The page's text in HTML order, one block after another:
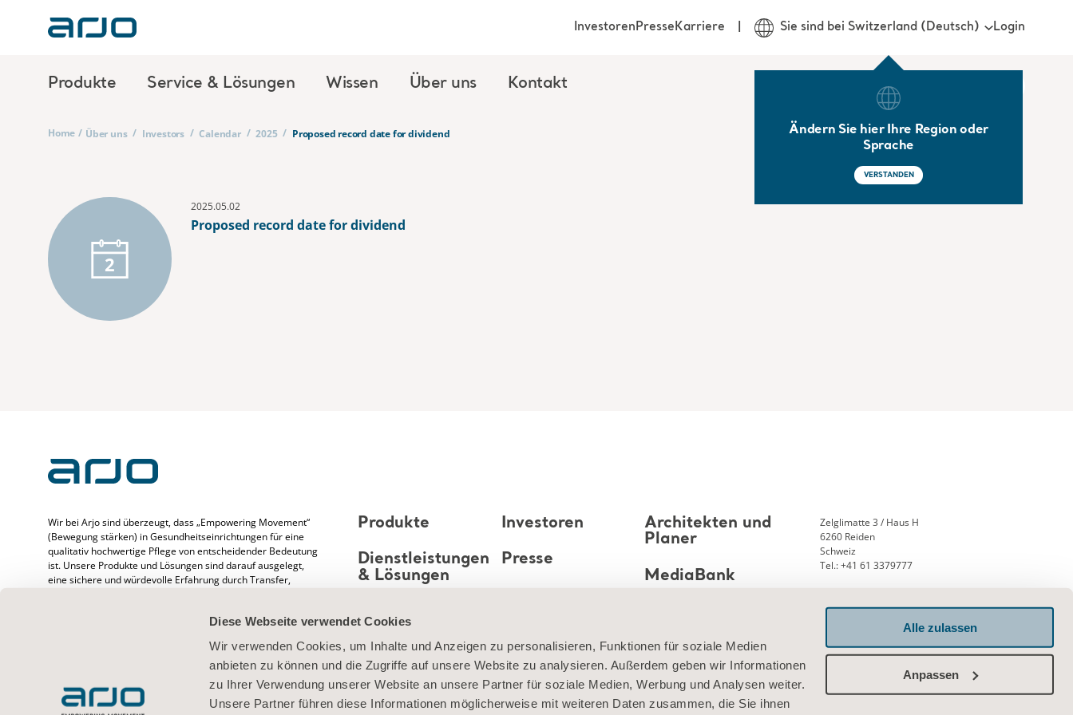
Diese Webseite verwendet Cookies
Wir verwenden Cookies, um Inhalte und Anzeigen zu personalisieren, Funktionen für soziale Medien
anbieten zu können und die Zugriffe auf unsere Website zu analysieren. Außerdem geben wir Informationen
zu Ihrer Verwendung unserer Website an unsere Partner für soziale Medien, Werbung und Analysen weiter.
Unsere Partner führen diese Informationen möglicherweise mit weiteren Daten zusammen, die Sie ihnen
Alle zulassen
Anpassen
Produkte Service & Lösungen Wissen Über uns Kontakt
InvestorenPresseKarriere Sie sind bei Switzerland (Deutsch)
Ändern Sie hier Ihre Region oder
Sprache
VERSTANDEN
Login
Home / Über uns / Investors / Calendar / 2025 / Proposed record date for dividend
2
2025.05.02
Proposed record date for dividend
Wir bei Arjo sind überzeugt, dass „Empowering Movement“
(Bewegung stärken) in Gesundheitseinrichtungen für eine
qualitativ hochwertige Pflege von entscheidender Bedeutung
ist. Unsere Produkte und Lösungen sind darauf ausgelegt,
eine sichere und würdevolle Erfahrung durch Transfer,
Verletzungen und venöser Thromboembolie zu fördern. Wir
verfügen über mehr als 65 Jahre Erfahrung im Umgang mit
Patienten/Bewohnern und medizinischem Fachpersonal.
Außerdem setzen wir uns für bessere klinische Ergebnisse
bei Menschen ein, deren Mobilität beeinträchtigt ist.
Produkte
Dienstleistungen
& Lösungen
Über uns
Kontaktieren Sie
uns
Investoren
Presse
Architekten und
Planer
MediaBank
Zelglimatte 3 / Haus H
6260 Reiden
Schweiz
Tel.: +41 61 3379777
Verbinden Sie sich mit uns